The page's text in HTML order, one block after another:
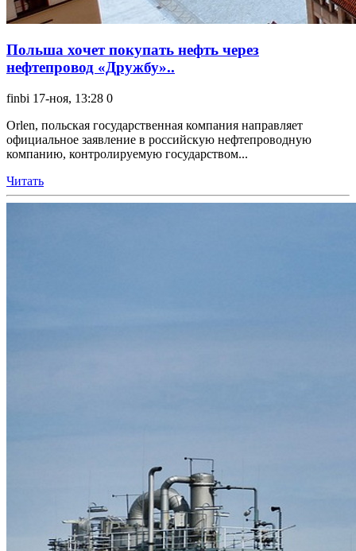
Польша хочет покупать нефть через
нефтепровод «Дружбу»..
finbi 17-ноя, 13:28 0
Orlen, польская государственная компания направляет
официальное заявление в российскую нефтепроводную
компанию, контролируемую государством...
Читать